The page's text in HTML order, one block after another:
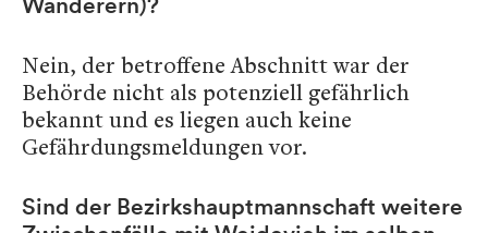
Nein, der betroffene Abschnitt war der
Behörde nicht als potenziell gefährlich
bekannt und es liegen auch keine
Gefährdungsmeldungen vor.
Sind der Bezirkshauptmannschaft weitere